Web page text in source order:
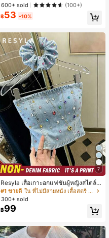
าะสำหรับ Phone 16 Pro Max, 15 Pro
Max, 14 Pro Max, เคสโทรศัพท์สไตล์เ
กาหลีและน่าสนใจ, เข้ากันได้กับ 11/12/
13/14/15/16 Pro Max Plus, ดีไซน์หรู
ขวัญในอุดมคติสำหรับคริสต์มาส, วันว
าเลนไทน์, อีสเตอร์, ฤดูแต่งงานและวันเ
กิดสำหรับแฟนสาว
600+ sold
(100+)
฿53 -10%
7
Resyla เสื้อเกาะอกแฟชั่นผู้หญิงสไตล์ซั
มเมอร์อเนกประสงค์ลายเดนิม แนะนำ
สำหรับงานหนัก ขายดี ตกแต่งเพชรสีสั
นสดใสพิมพ์ลาย เหมาะสำหรับใส่ประ
จำวัน
#1 ขายดี
ใน ที่ไม่มีสายหนัง เสื้อสตรี เสื้อเบลาส์ & Tee
300+ sold
฿99